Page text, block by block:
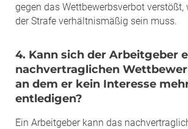
gegen das Wettbewerbsverbot verstößt,
der Strafe verhältnismäßig sein muss.
4. Kann sich der Arbeitgeber
nachvertraglichen
an dem er kein Interesse
entledigen?
Ein Arbeitgeber kann das